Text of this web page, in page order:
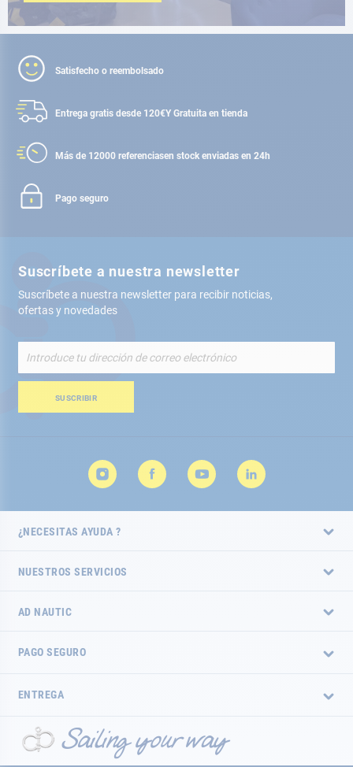
Satisfecho o reembolsado
Entrega gratis desde 120€Y Gratuita en tienda
Más de 12000 referenciasen stock enviadas en 24h
Pago seguro
Suscríbete a nuestra newsletter
Suscríbete a nuestra newsletter para recibir noticias,
ofertas y novedades
nuestro
de
SUSCRIBIR
¿NECESITAS AYUDA ?
NUESTROS SERVICIOS
AD NAUTIC
PAGO SEGURO
ENTREGA